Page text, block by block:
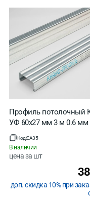
Профиль потолочный
УФ 60х27 мм 3 м 0.6 мм
Код:EA35
В наличии
цена за шт
доп. скидка 10% при